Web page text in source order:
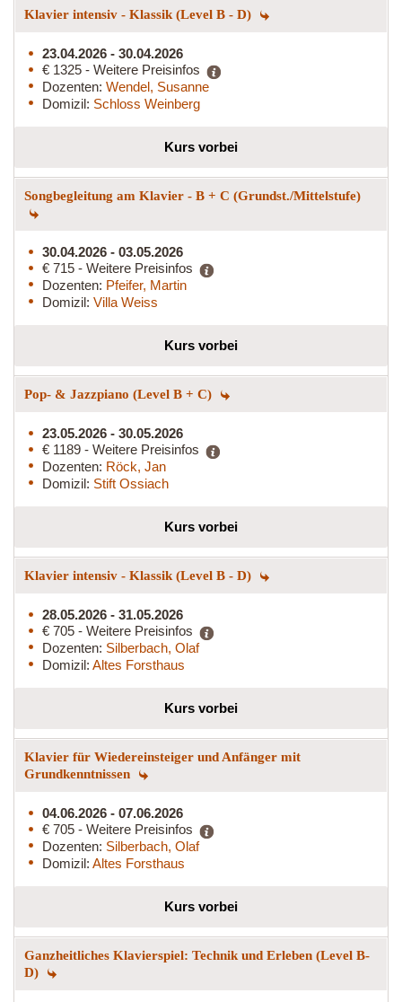
Klavier intensiv - Klassik (Level B - D)
23.04.2026 - 30.04.2026
€ 1325 - Weitere Preisinfos
Dozenten: Wendel, Susanne
Domizil: Schloss Weinberg
Kurs vorbei
Songbegleitung am Klavier - B + C (Grundst./Mittelstufe)
30.04.2026 - 03.05.2026
€ 715 - Weitere Preisinfos
Dozenten: Pfeifer, Martin
Domizil: Villa Weiss
Kurs vorbei
Pop- & Jazzpiano (Level B + C)
23.05.2026 - 30.05.2026
€ 1189 - Weitere Preisinfos
Dozenten: Röck, Jan
Domizil: Stift Ossiach
Kurs vorbei
Klavier intensiv - Klassik (Level B - D)
28.05.2026 - 31.05.2026
€ 705 - Weitere Preisinfos
Dozenten: Silberbach, Olaf
Domizil: Altes Forsthaus
Kurs vorbei
Klavier für Wiedereinsteiger und Anfänger mit
Grundkenntnissen
04.06.2026 - 07.06.2026
€ 705 - Weitere Preisinfos
Dozenten: Silberbach, Olaf
Domizil: Altes Forsthaus
Kurs vorbei
Ganzheitliches Klavierspiel: Technik und Erleben (Level B-
D)